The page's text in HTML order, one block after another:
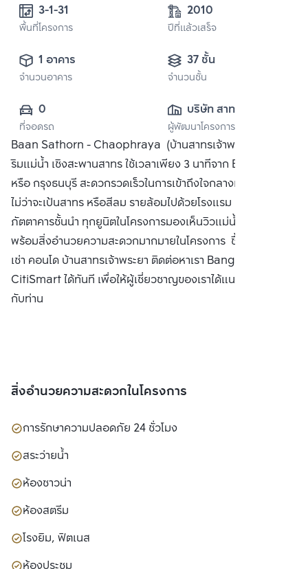
พื้นที่โครงการ
2010
ปีที่แล้วเสร็จ
1 อาคาร
จำนวนอาคาร
37 ชั้น
จำนวนชั้น
0
ที่จอดรถ
บริษัท สาทร
เจ้าพระยา อาเคเดีย
จำกัด
ผู้พัฒนาโครงการ
Baan Sathorn - Chaophraya (บ้านสาทรเจ้าพระยา) คอนโด
ริมแม่น้ำ เชิงสะพานสาทร ใช้เวลาเพียง 3 นาทีจาก BTS ตากสิน
หรือ กรุงธนบุรี สะดวกรวดเร็วในการเข้าถึงใจกลางแหล่งธุรกิจ
ไม่ว่าจะเป้นสาทร หรือสีลม รายล้อมไปด้วยโรงแรม 5 ดาว และ
ภัตตาคารชั้นนำ ทุกยูนิตในโครงการมองเห็นวิวแม่น้ำ ทั้ง 2 ฝั่งน้ำ
พร้อมสิ่งอำนวยความสะดวกมากมายในโครงการ ซื้อ ขาย หรือ
เช่า คอนโด บ้านสาทรเจ้าพระยา ติดต่อหาเรา Bangkok
CitiSmart ได้ทันที เพื่อให้ผู้เชี่ยวชาญของเราได้แนะนำคอนโดให้
กับท่าน
สิ่งอำนวยความสะดวกในโครงการ
การรักษาความปลอดภัย 24 ชั่วโมง
สระว่ายน้ำ
ห้องซาวน่า
ห้องสตรีม
โรงยิม, ฟิตเนส